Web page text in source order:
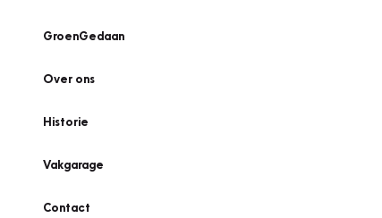
GroenGedaan
Over ons
Historie
Vakgarage
Contact